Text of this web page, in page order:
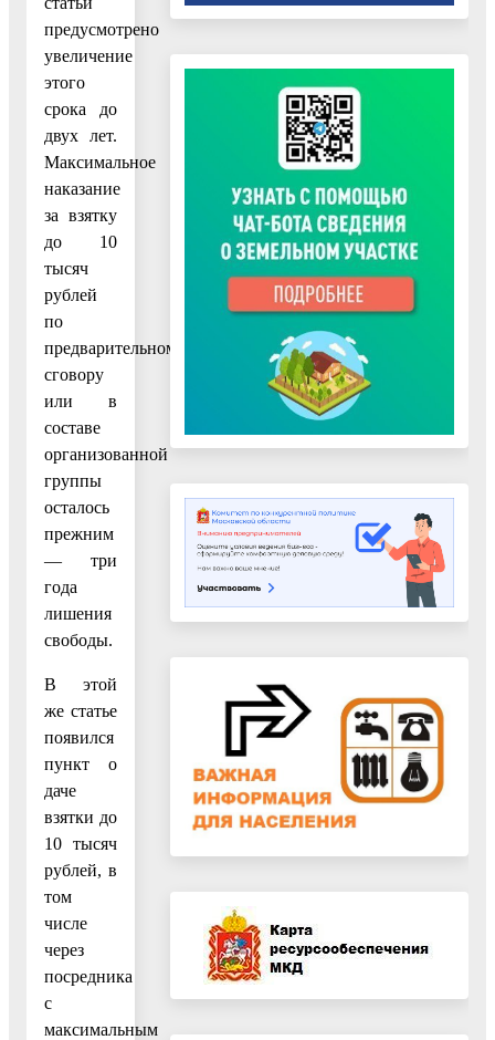
предусмотрено
увеличение
этого
срока до
двух лет.
Максимальное
наказание
за взятку
до 10
тысяч
рублей
по
предварительному
сговору
или в
составе
организованной
группы
осталось
прежним
— три
года
лишения
свободы.
В этой
же статье
появился
пункт о
даче
взятки до
10 тысяч
рублей, в
том
числе
через
посредника
с
максимальным